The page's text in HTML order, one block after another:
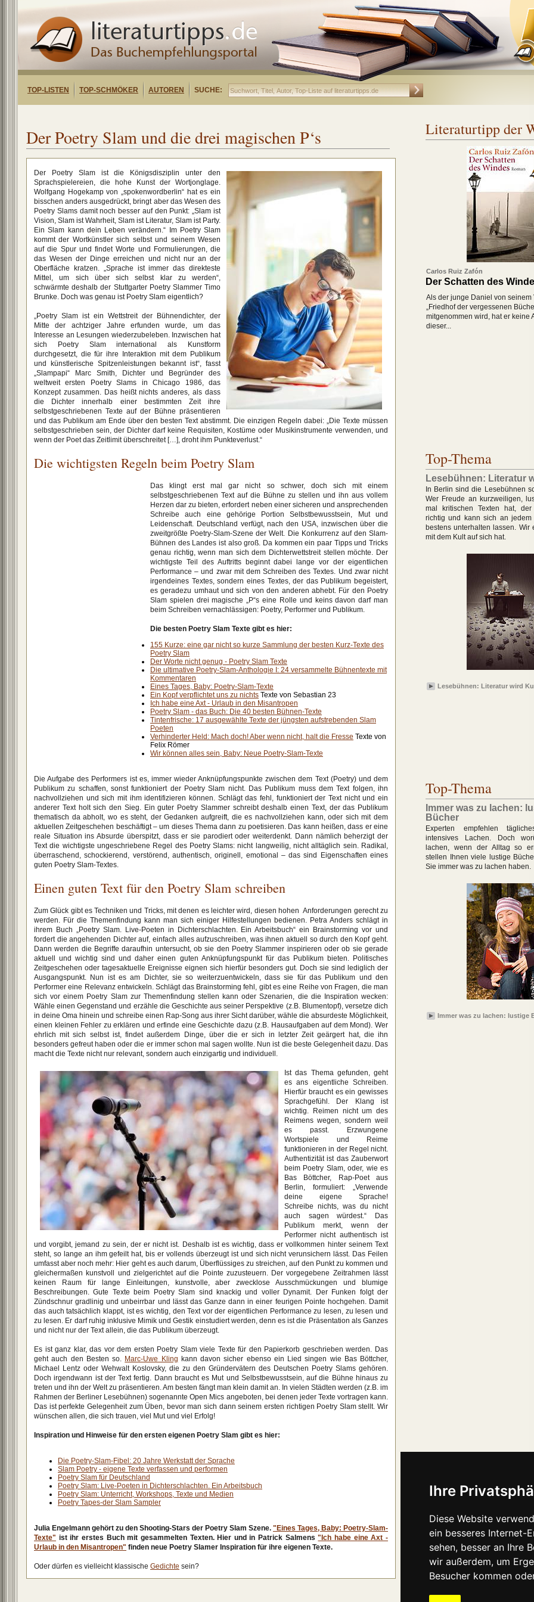
Ihre
Diese Website
ein besseres Internet-
sehen, besser an Ihre
wir außerdem, um
Besucher kommen
TOP-LISTEN TOP-SCHMÖKER AUTOREN SUCHE:
Der Poetry Slam und die drei magischen P‘s
Der Poetry Slam ist die Königsdisziplin unter den
Sprachspielereien, die hohe Kunst der Wortjonglage.
Wolfgang Hogekamp von „spokenwordberlin“ hat es ein
bisschen anders ausgedrückt, bringt aber das Wesen des
Poetry Slams damit noch besser auf den Punkt: „Slam ist
Vision, Slam ist Wahrheit, Slam ist Literatur, Slam ist Party.
Ein Slam kann dein Leben verändern.“ Im Poetry Slam
kommt der Wortkünstler sich selbst und seinem Wesen
auf die Spur und findet Worte und Formulierungen, die
das Wesen der Dinge erreichen und nicht nur an der
Oberfläche kratzen. „Sprache ist immer das direkteste
Mittel, um sich über sich selbst klar zu werden“,
schwärmte deshalb der Stuttgarter Poetry Slammer Timo
Brunke. Doch was genau ist Poetry Slam eigentlich?
„Poetry Slam ist ein Wettstreit der Bühnendichter, der
Mitte der achtziger Jahre erfunden wurde, um das
Interesse an Lesungen wiederzubeleben. Inzwischen hat
sich Poetry Slam international als Kunstform
durchgesetzt, die für ihre Interaktion mit dem Publikum
und künstlerische Spitzenleistungen bekannt ist“, fasst
„Slampapi“ Marc Smith, Dichter und Begründer des
weltweit ersten Poetry Slams in Chicago 1986, das
Konzept zusammen. Das heißt nichts anderes, als dass
die Dichter innerhalb einer bestimmten Zeit ihre
selbstgeschriebenen Texte auf der Bühne präsentieren
und das Publikum am Ende über den besten Text abstimmt. Die einzigen Regeln dabei: „Die Texte müssen
selbstgeschrieben sein, der Dichter darf keine Requisiten, Kostüme oder Musikinstrumente verwenden, und
wenn der Poet das Zeitlimit überschreitet […], droht ihm Punkteverlust.“
Die wichtigsten Regeln beim Poetry Slam
Das klingt erst mal gar nicht so schwer, doch sich mit einem
selbstgeschriebenen Text auf die Bühne zu stellen und ihn aus vollem
Herzen dar zu bieten, erfordert neben einer sicheren und ansprechenden
Schreibe auch eine gehörige Portion Selbstbewusstsein, Mut und
Leidenschaft. Deutschland verfügt, nach den USA, inzwischen über die
zweitgrößte Poetry-Slam-Szene der Welt. Die Konkurrenz auf den Slam-
Bühnen des Landes ist also groß. Da kommen ein paar Tipps und Tricks
genau richtig, wenn man sich dem Dichterwettstreit stellen möchte. Der
wichtigste Teil des Auftritts beginnt dabei lange vor der eigentlichen
Performance – und zwar mit dem Schreiben des Textes. Und zwar nicht
irgendeines Textes, sondern eines Textes, der das Publikum begeistert,
es geradezu umhaut und sich von den anderen abhebt. Für den Poetry
Slam spielen drei magische „P“s eine Rolle und keins davon darf man
beim Schreiben vernachlässigen: Poetry, Performer und Publikum.
Die besten Poetry Slam Texte gibt es hier:
155 Kurze: eine gar nicht so kurze Sammlung der besten Kurz-Texte des
Poetry Slam
Der Worte nicht genug - Poetry Slam Texte
Die ultimative Poetry-Slam-Anthologie I: 24 versammelte Bühnentexte mit
Kommentaren
Eines Tages, Baby: Poetry-Slam-Texte
Ein Kopf verpflichtet uns zu nichts Texte von Sebastian 23
Ich habe eine Axt - Urlaub in den Misantropen
Poetry Slam - das Buch: Die 40 besten Bühnen-Texte
Tintenfrische: 17 ausgewählte Texte der jüngsten aufstrebenden Slam
Poeten
Verhinderter Held: Mach doch! Aber wenn nicht, halt die Fresse Texte von
Felix Römer
Wir können alles sein, Baby: Neue Poetry-Slam-Texte
Die Aufgabe des Performers ist es, immer wieder Anknüpfungspunkte zwischen dem Text (Poetry) und dem
Publikum zu schaffen, sonst funktioniert der Poetry Slam nicht. Das Publikum muss dem Text folgen, ihn
nachvollziehen und sich mit ihm identifizieren können. Schlägt das fehl, funktioniert der Text nicht und ein
anderer Text holt sich den Sieg. Ein guter Poetry Slammer schreibt deshalb einen Text, der das Publikum
thematisch da abholt, wo es steht, der Gedanken aufgreift, die es nachvollziehen kann, oder sich mit dem
aktuellen Zeitgeschehen beschäftigt – um dieses Thema dann zu poetisieren. Das kann heißen, dass er eine
reale Situation ins Absurde überspitzt, dass er sie parodiert oder weiterdenkt. Dann nämlich beherzigt der
Text die wichtigste ungeschriebene Regel des Poetry Slams: nicht langweilig, nicht alltäglich sein. Radikal,
überraschend, schockierend, verstörend, authentisch, originell, emotional – das sind Eigenschaften eines
guten Poetry Slam-Textes.
Einen guten Text für den Poetry Slam schreiben
Zum Glück gibt es Techniken und Tricks, mit denen es leichter wird, diesen hohen Anforderungen gerecht zu
werden. Für die Themenfindung kann man sich einiger Hilfestellungen bedienen. Petra Anders schlägt in
ihrem Buch „Poetry Slam. Live-Poeten in Dichterschlachten. Ein Arbeitsbuch“ ein Brainstorming vor und
fordert die angehenden Dichter auf, einfach alles aufzuschreiben, was ihnen aktuell so durch den Kopf geht.
Dann werden die Begriffe daraufhin untersucht, ob sie den Poetry Slammer inspirieren oder ob sie gerade
aktuell und wichtig sind und daher einen guten Anknüpfungspunkt für das Publikum bieten. Politisches
Zeitgeschehen oder tagesaktuelle Ereignisse eignen sich hierfür besonders gut. Doch sie sind lediglich der
Ausgangspunkt. Nun ist es am Dichter, sie so weiterzuentwickeln, dass sie für das Publikum und den
Performer eine Relevanz entwickeln. Schlägt das Brainstorming fehl, gibt es eine Reihe von Fragen, die man
sich vor einem Poetry Slam zur Themenfindung stellen kann oder Szenarien, die die Inspiration wecken:
Wähle einen Gegenstand und erzähle die Geschichte aus seiner Perspektive (z.B. Blumentopf), versetze dich
in deine Oma hinein und schreibe einen Rap-Song aus ihrer Sicht darüber, wähle die absurdeste Möglichkeit,
einen kleinen Fehler zu erklären und erfinde eine Geschichte dazu (z.B. Hausaufgaben auf dem Mond). Wer
ehrlich mit sich selbst ist, findet außerdem Dinge, über die er sich in letzter Zeit geärgert hat, die ihn
besonders gefreut haben oder die er immer schon mal sagen wollte. Nun ist die beste Gelegenheit dazu. Das
macht die Texte nicht nur relevant, sondern auch einzigartig und individuell.
Ist das Thema gefunden, geht
es ans eigentliche Schreiben.
Hierfür braucht es ein gewisses
Sprachgefühl. Der Klang ist
wichtig. Reimen nicht um des
Reimens wegen, sondern weil
es passt. Erzwungene
Wortspiele und Reime
funktionieren in der Regel nicht.
Authentizität ist das Zauberwort
beim Poetry Slam, oder, wie es
Bas Böttcher, Rap-Poet aus
Berlin, formuliert: „Verwende
deine eigene Sprache!
Schreibe nichts, was du nicht
auch sagen würdest.“ Das
Publikum merkt, wenn der
Performer nicht authentisch ist
und vorgibt, jemand zu sein, der er nicht ist. Deshalb ist es wichtig, dass er vollkommen hinter seinem Text
steht, so lange an ihm gefeilt hat, bis er vollends überzeugt ist und sich nicht verunsichern lässt. Das Feilen
umfasst aber noch mehr: Hier geht es auch darum, Überflüssiges zu streichen, auf den Punkt zu kommen und
gleichermaßen kunstvoll und zielgerichtet auf die Pointe zuzusteuern. Der vorgegebene Zeitrahmen lässt
keinen Raum für lange Einleitungen, kunstvolle, aber zwecklose Ausschmückungen und blumige
Beschreibungen. Gute Texte beim Poetry Slam sind knackig und voller Dynamit. Der Funken folgt der
Zündschnur gradlinig und unbeirrbar und lässt das Ganze dann in einer feurigen Pointe hochgehen. Damit
das auch tatsächlich klappt, ist es wichtig, den Text vor der eigentlichen Performance zu lesen, zu lesen und
zu lesen. Er darf ruhig inklusive Mimik und Gestik einstudiert werden, denn es ist die Präsentation als Ganzes
und nicht nur der Text allein, die das Publikum überzeugt.
Es ist ganz klar, das vor dem ersten Poetry Slam viele Texte für den Papierkorb geschrieben werden. Das
geht auch den Besten so. Marc-Uwe Kling kann davon sicher ebenso ein Lied singen wie Bas Böttcher,
Michael Lentz oder Wehwalt Koslovsky, die zu den Gründervätern des Deutschen Poetry Slams gehören.
Doch irgendwann ist der Text fertig. Dann braucht es Mut und Selbstbewusstsein, auf die Bühne hinaus zu
treten und ihn der Welt zu präsentieren. Am besten fängt man klein damit an. In vielen Städten werden (z.B. im
Rahmen der Berliner Lesebühnen) sogenannte Open Mics angeboten, bei denen jeder Texte vortragen kann.
Das ist perfekte Gelegenheit zum Üben, bevor man sich dann seinem ersten richtigen Poetry Slam stellt. Wir
wünschen allen, die sich trauen, viel Mut und viel Erfolg!
Inspiration und Hinweise für den ersten eigenen Poetry Slam gibt es hier:
Die Poetry-Slam-Fibel: 20 Jahre Werkstatt der Sprache
Slam Poetry - eigene Texte verfassen und performen
Poetry Slam für Deutschland
Poetry Slam: Live-Poeten in Dichterschlachten. Ein Arbeitsbuch
Poetry Slam: Unterricht, Workshops, Texte und Medien
Poetry Tapes-der Slam Sampler
Julia Engelmann gehört zu den Shooting-Stars der Poetry Slam Szene. "Eines Tages, Baby: Poetry-Slam-
Texte" ist ihr erstes Buch mit gesammelten Texten. Hier und in Patrick Salmens"Ich habe eine Axt -
Urlaub in den Misantropen" finden neue Poetry Slamer Inspiration für ihre eigenen Texte.
Oder dürfen es vielleicht klassische Gedichte sein?
Literaturtipp der
Carlos Ruiz Zafón
Der Schatten des
Als der junge Daniel von seinem
„Friedhof der vergessenen
mitgenommen wird, hat er keine
dieser...
Top-Thema
Lesebühnen: Literatur
In Berlin sind die Lesebühnen
Wer Freude an kurzweiligen,
mal kritischen Texten hat,
richtig und kann sich an jedem
bestens unterhalten lassen. Wir
mit dem Kult auf sich hat.
Lesebühnen: Literatur wird
Top-Thema
Immer was zu lachen:
Bücher
Experten empfehlen
intensives Lachen. Doch
lachen, wenn der Alltag so
stellen Ihnen viele lustige
Sie immer was zu lachen haben.
Immer was zu lachen: lustige